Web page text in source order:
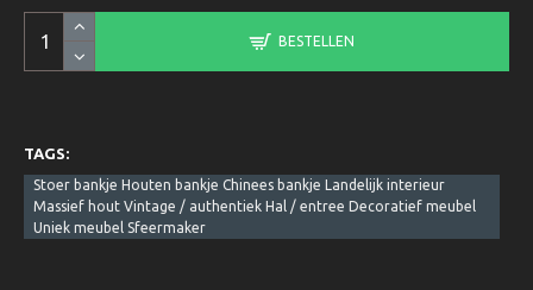
BESTELLEN
TAGS:
Stoer bankje Houten bankje Chinees bankje Landelijk interieur
Massief hout Vintage / authentiek Hal / entree Decoratief meubel
Uniek meubel Sfeermaker